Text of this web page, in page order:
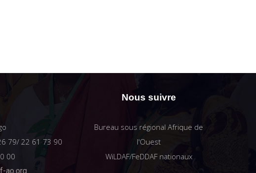
79/ 22 61 73 90
00
ao.org
Nous suivre
Bureau sous régional Afrique de
l'Ouest
WiLDAF/FeDDAF nationaux